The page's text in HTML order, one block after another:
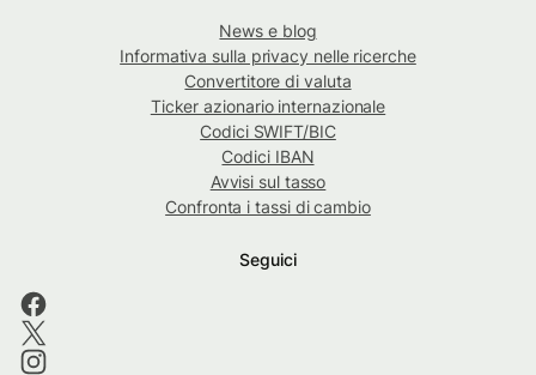
News e blog
Informativa sulla privacy nelle ricerche
Convertitore di valuta
Ticker azionario internazionale
Codici SWIFT/BIC
Codici IBAN
Avvisi sul tasso
Confronta i tassi di cambio
Seguici